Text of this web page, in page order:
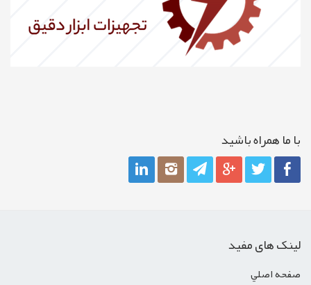
با ما همراه باشيد
لینک های مفید
صفحه اصلي